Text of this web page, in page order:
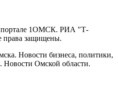
портале 1ОМСК. РИА "Т-
защищены.
Новости бизнеса, политики,
Новости Омской области.